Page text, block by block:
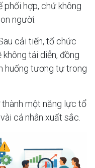
phối hợp, chứ không
người.
cải tiến, tổ chức
tái diễn, đồng
huống tương tự trong
thành một năng lực tổ
cá nhân xuất sắc.